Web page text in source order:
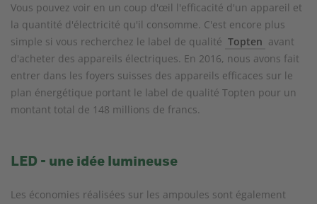
Vous pouvez voir en un coup d'œil l'efficacité d'un appareil et
la quantité d'électricité qu'il consomme. C'est encore plus
simple si vous recherchez le label de qualité Topten avant
d'acheter des appareils électriques. En 2016, nous avons fait
entrer dans les foyers suisses des appareils efficaces sur le
plan énergétique portant le label de qualité Topten pour un
montant total de 148 millions de francs.
LED - une idée lumineuse
Les économies réalisées sur les ampoules sont également